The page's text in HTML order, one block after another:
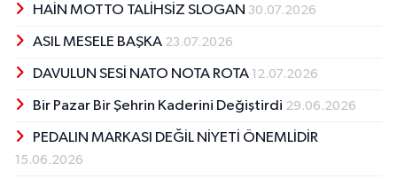
HAİN MOTTO TALİHSİZ SLOGAN 30.07.2026
ASIL MESELE BAŞKA 23.07.2026
DAVULUN SESİ NATO NOTA ROTA 12.07.2026
Bir Pazar Bir Şehrin Kaderini Değiştirdi 29.06.2026
PEDALIN MARKASI DEĞİL NİYETİ ÖNEMLİDİR
15.06.2026